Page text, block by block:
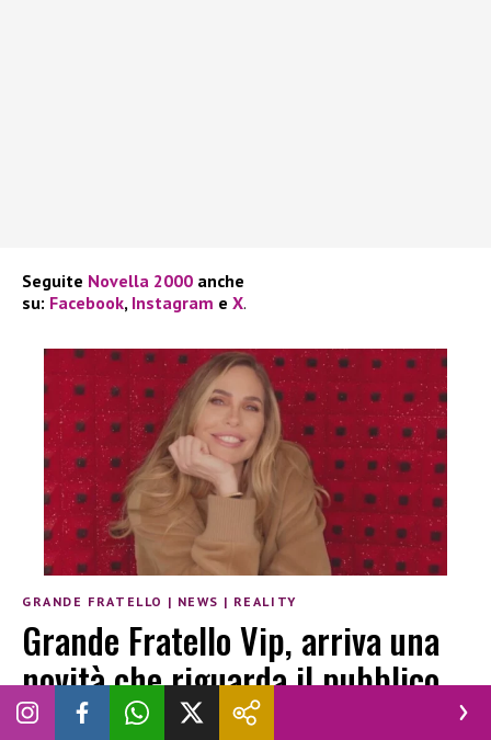
Seguite Novella 2000 anche
su: Facebook, Instagram e X.
GRANDE FRATELLO | NEWS | REALITY
Grande Fratello Vip, arriva una
novità che riguarda il pubblico
VINCENZO CHIANESE 10 MARZO 2026